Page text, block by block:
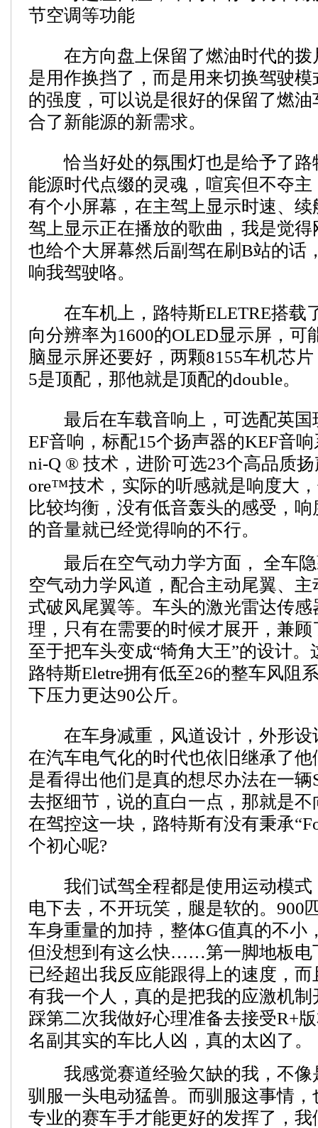
节空调等功能
在方向盘上保留了燃油时代的拨
是用作换挡了，而是用来切换驾驶
的强度，可以说是很好的保留了燃
合了新能源的新需求。
恰当好处的氛围灯也是给予了路
能源时代点缀的灵魂，喧宾但不夺
有个小屏幕，在主驾上显示时速、
驾上显示正在播放的歌曲，我是觉
也给个大屏幕然后副驾在刷B站的话
响我驾驶咯。
在车机上，路特斯ELETRE搭载
向分辨率为1600的OLED显示屏，可
脑显示屏还要好，两颗8155车机芯
5是顶配，那他就是顶配的double。
最后在车载音响上，可选配英国
EF音响，标配15个扬声器的KEF音
ni-Q ® 技术，进阶可选23个高品质
ore™技术，实际的听感就是响度大
比较均衡，没有低音轰头的感受，
的音量就已经觉得响的不行。
最后在空气动力学方面， 全车隐
空气动力学风道，配合主动尾翼、
式破风尾翼等。车头的激光雷达传
理，只有在需要的时候才展开，兼
至于把车头变成“犄角大王”的设计
路特斯Eletre拥有低至26的整车风阻
下压力更达90公斤。
在车身减重，风道设计，外形设
在汽车电气化的时代也依旧继承了
是看得出他们是真的想尽办法在一
去抠细节，说的直白一点，那就是
在驾控这一块，路特斯有没有秉承
个初心呢?
我们试驾全程都是使用运动模式
电下去，不开玩笑，腿是软的。900
车身重量的加持，整体G值真的不小
但没想到有这么快……第一脚地板电
已经超出我反应能跟得上的速度，
有我一个人，真的是把我的应激机
踩第二次我做好心理准备去接受R+
名副其实的车比人凶，真的太凶了。
我感觉赛道经验欠缺的我，不像
驯服一头电动猛兽。而驯服这事情
专业的赛车手才能更好的发挥了，